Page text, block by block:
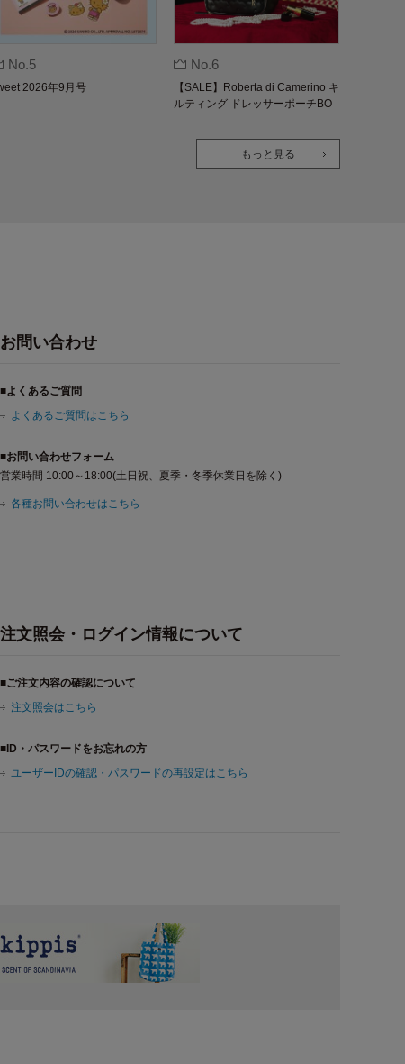
No.5
2026年9月号
No.6
【SALE】Roberta di Camerino キ
ルティング ドレッサーポーチBO
もっと見る
お問い合わせ
■よくあるご質問
よくあるご質問はこちら
■お問い合わせフォーム
営業時間 10:00～18:00(土日祝、夏季・冬季休業日を除く)
各種お問い合わせはこちら
注文照会・ログイン情報について
■ご注文内容の確認について
注文照会はこちら
■ID・パスワードをお忘れの方
ユーザーIDの確認・パスワードの再設定はこちら